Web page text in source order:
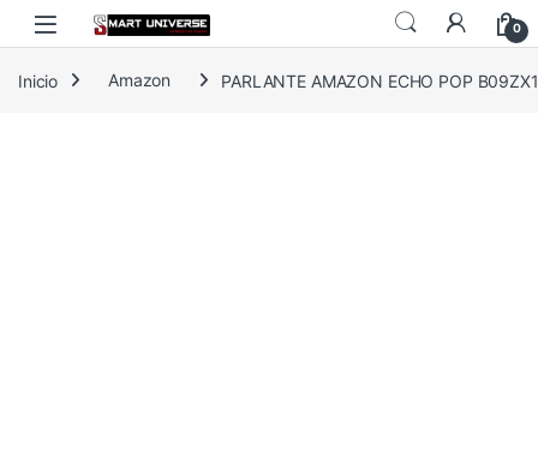
Skip to navigation
Skip to content
0
Inicio Amazon PARLANTE AMAZON ECHO POP